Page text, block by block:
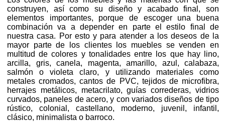
construyen, así como su diseño y acabado final, son
elementos importantes, porque de escoger una buena
combinación va a depender en parte el estilo final de
nuestra casa. Por esto y para atender a los deseos de la
mayor parte de los clientes los muebles se venden en
multitud de colores y tonalidades entre los que hay lino,
arcilla, gris, canela, magenta, amarillo, azul, calabaza,
salmón o violeta claro, y utilizando materiales como
metales cromados, cantos de PVC, tejidos de microfibra,
herrajes metálicos, metacrilato, guías correderas, vidrios
curvados, paneles de acero, y con variados diseños de tipo
rústico, colonial, castellano, moderno, juvenil, infantil,
clásico, minimalista o barroco.